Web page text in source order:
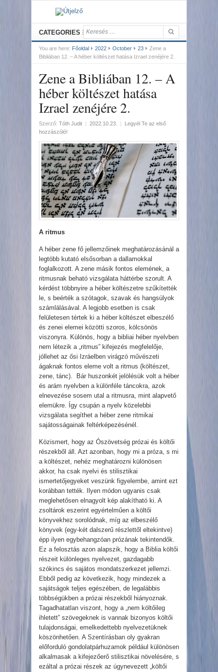
CATEGORIES
You are here: Főoldal 2022 October 23
Zene a
Bibliában 12. – A héber költészet hatása Izrael zenéjére 2.
Zene a Bibliában 12. – A
héber költészet hatása
Izrael zenéjére 2.
Szerző: Tóth Judit | 2022.10.23. |
Legyél Te az első
hozzászóló!
A ritmus
A héber zene fő jellemzőinek meghatározásánál a
legtöbb kutató elsősorban a dallamokkal
foglalkozott. A zene másik fontos elemének, a
ritmusnak beható vizsgálata háttérbe szorult. A
kérdést többnyire a héber költészetre szűkítették
le, s beérték a szótagok, szavak és hangsúlyok
számlálásával. A legjobb esetben is csak
felületesen tértek ki a héber költészet elbeszélő
és zenei elemei közötti szoros, kölcsönös
viszonyra. Különös, hogy a bibliai héber nyelvben
nem létezik a „ritmus” kifejezés megfelelője,
jóllehet az ősi Izráelben virágzó művészeti
ágaknak fontos eleme volt a ritmus (költészet,
zene, tánc). Bár huszonkét jelölésük volt a héber
és arám nyelvben a különféle táncokra, azok
elnevezése sosem utal a ritmusra, mint alapvető
elemükre. Így csupán a nyelv közelebbi
vizsgálata segíthet a héber zene ritmikai
sajátosságainak feltérképezésénél.
Közismert, hogy az Ószövetség prózai és költői
részekből áll. Azt azonban, hogy mi a próza, s mi
a költészet, nehéz meghatározni különösen
akkor, ha csak nyelvi és stilisztikai
ismertetőjegyeket veszünk figyelembe, amint ezt
korábban tették. Ilyen módon ugyanis csak
meglehetősen elnagyolt kép alakítható ki. A
zsoltárok eszerint egyértelműen a költői
könyvekhez sorolódnak, míg az elbeszélő
könyvek (egy-két dalszerű részlettől eltekintve)
épp ilyen egybehangzóan prózának tekintendők.
Ez a felosztás azon alapszik, hogy a Biblia költői
részeit különleges nyelvezet, gazdagabb
szókincs és sajátos mondatszerkezet jellemzi.
Ebből pedig az következik, hogy mindezek a
sajátságok teljes egészében, de legalábbis
többségükben a prózai részekből hiányoznak.
Tagadhatatlan viszont, hogy a „nem költőileg
ihletett” szövegeknek is vannak bizonyos költői
tulajdonságai, emelkedettebb nyelvezetüknek
köszönhetően. A Szentírásban oly gyakran
előforduló gondolatpárhuzamok például különösen
alkalmasak a kifejezőerő stilisztikai növelésére, s
ezáltal a prózai részek az úgynevezett „költői